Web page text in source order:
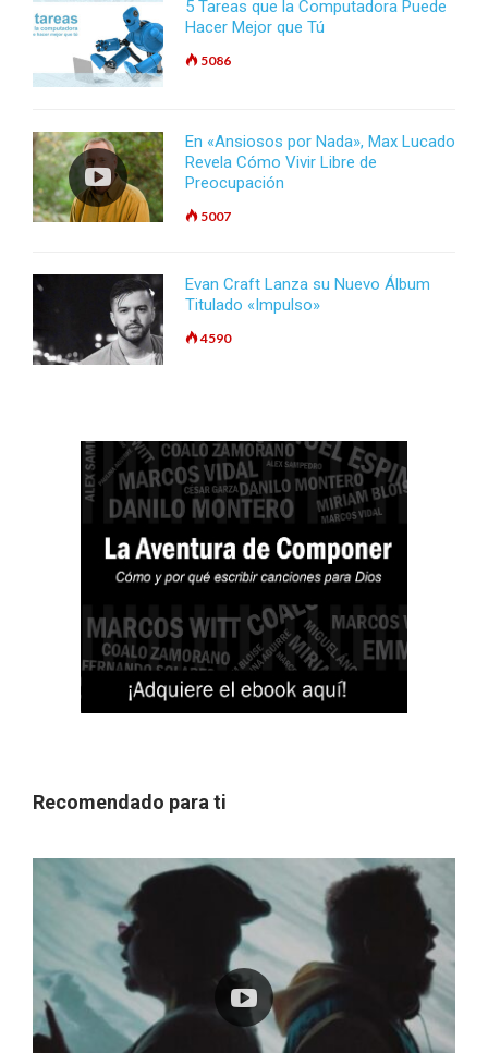
5 Tareas que la Computadora Puede
Hacer Mejor que Tú
5086
En «Ansiosos por Nada», Max Lucado
Revela Cómo Vivir Libre de
Preocupación
5007
Evan Craft Lanza su Nuevo Álbum
Titulado «Impulso»
4590
Recomendado para ti